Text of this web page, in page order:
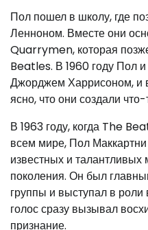
Пол пошел в школу, где
Ленноном. Вместе они
Quarrymen, которая
Beatles. В 1960 году Пол
Джорджем Харрисоном, и
ясно, что они создали
В 1963 году, когда The
всем мире, Пол
известных и талантливых
поколения. Он был
группы и выступал в роли
голос сразу вызывал
признание.